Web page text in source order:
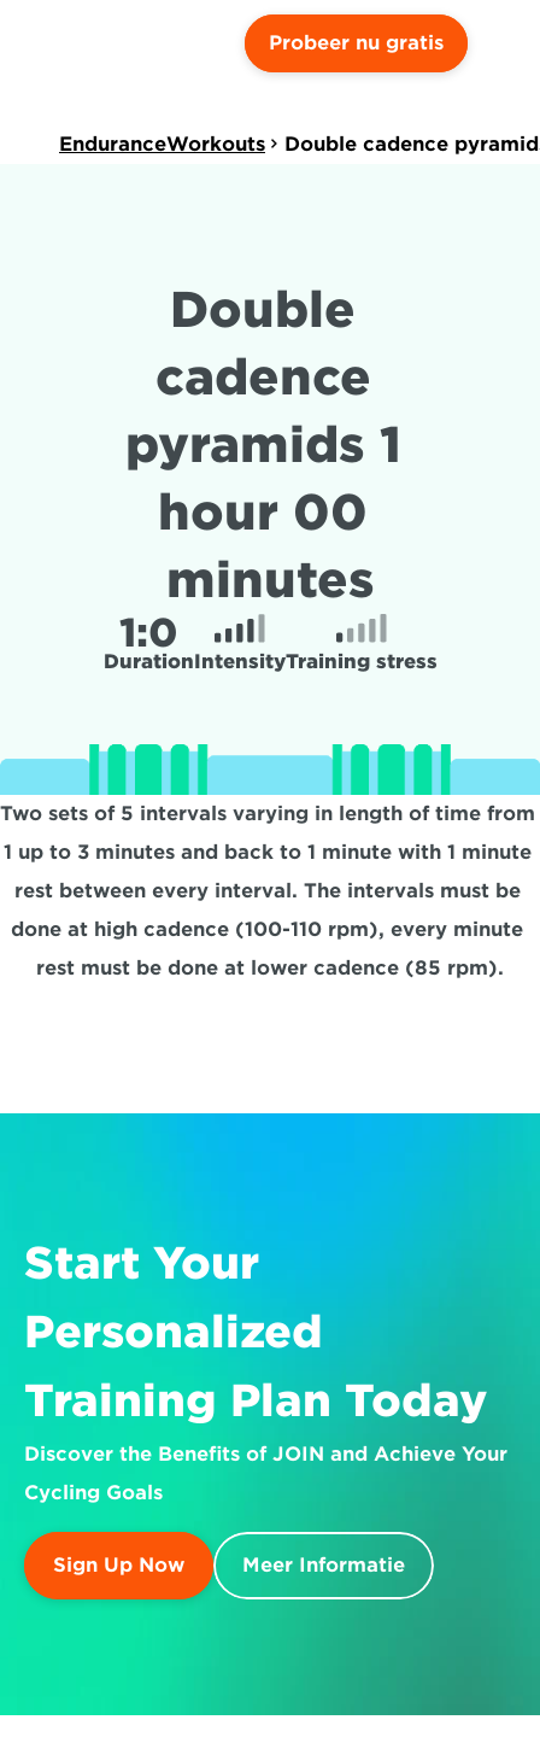
Probeer nu gratis
EnduranceWorkouts Double cadence
Double
cadence
pyramids 1
hour 00
minutes
1:0
DurationIntensityTraining stress
Two sets of 5 intervals varying in length of time from
1 up to 3 minutes and back to 1 minute with 1 minute
rest between every interval. The intervals must be
done at high cadence (100-110 rpm), every minute
rest must be done at lower cadence (85 rpm).
Start Your
Personalized
Training Plan Today
Discover the Benefits of JOIN and Achieve Your
Cycling Goals
Sign Up Now Meer Informatie